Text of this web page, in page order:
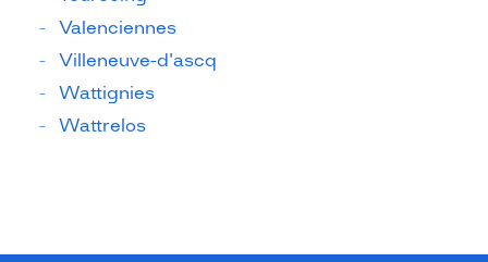
Valenciennes
Villeneuve-d'ascq
Wattignies
Wattrelos